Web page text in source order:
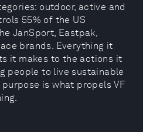
outdoor, active and
55% of the US
JanSport, Eastpak,
brands. Everything it
it makes to the actions it
people to live sustainable
is what propels VF